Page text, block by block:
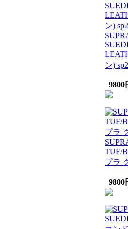
ン)
9800
TUF/
プラ
9800